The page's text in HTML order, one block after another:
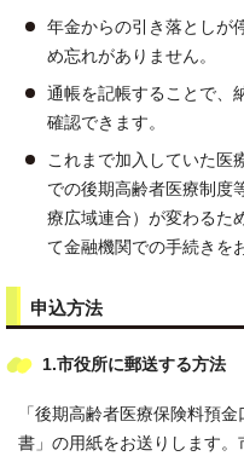
年金からの引き落としが
め忘れがありません。
通帳を記帳することで、
確認できます。
これまで加入していた医
での後期高齢者医療制度
療広域連合）が変わるた
て金融機関での手続きを
申込方法
1.市役所に郵送する方法
「後期高齢者医療保険料預
書」の用紙をお送りします